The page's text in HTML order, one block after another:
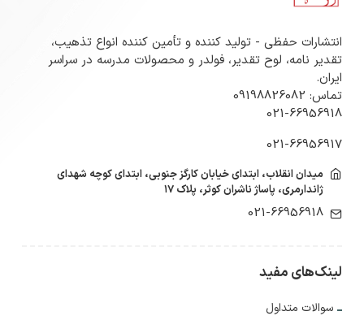
انتشارات حفظی - تولید کننده و تأمین کننده انواع تذهیب،
تقدیر نامه، لوح تقدیر، فولدر و محصولات مدرسه در سراسر
ایران.
تماس: 09198826082
021-66956918
021-66956917
میدان انقلاب، ابتدای خیابان کارگز جنوبی، ابتدای کوچه شهدای
ژاندارمری، پاساژ ناشران کوثر، پلاک ۱۷
021-66956918
لینک‌های مفید
سوالات متداول